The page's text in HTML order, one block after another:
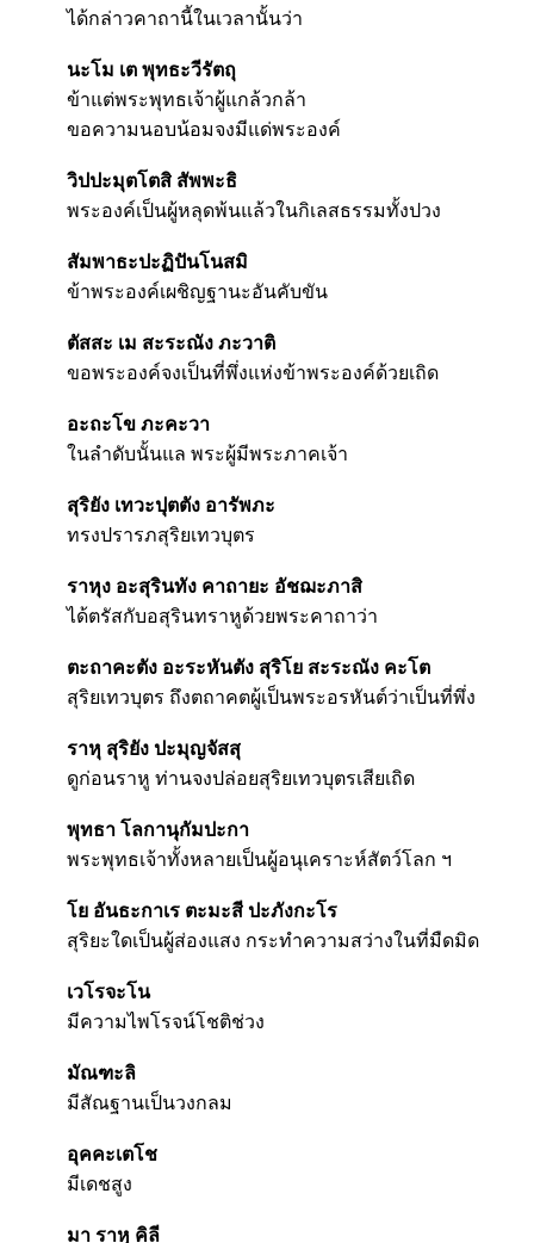
ได้กล่าวคาถานี้ในเวลานั้นว่า
นะโม เต พุทธะวีรัตถุ
ข้าแต่พระพุทธเจ้าผู้แกล้วกล้า
ขอความนอบน้อมจงมีแด่พระองค์
วิปปะมุตโตสิ สัพพะธิ
พระองค์เป็นผู้หลุดพ้นแล้วในกิเลสธรรมทั้งปวง
สัมพาธะปะฏิปันโนสมิ
ข้าพระองค์เผชิญฐานะอันคับขัน
ตัสสะ เม สะระณัง ภะวาติ
ขอพระองค์จงเป็นที่พึ่งแห่งข้าพระองค์ด้วยเถิด
อะถะโข ภะคะวา
ในลำดับนั้นแล พระผู้มีพระภาคเจ้า
สุริยัง เทวะปุตตัง อารัพภะ
ทรงปรารภสุริยเทวบุตร
ราหุง อะสุรินทัง คาถายะ อัชฌะภาสิ
ได้ตรัสกับอสุรินทราหูด้วยพระคาถาว่า
ตะถาคะตัง อะระหันตัง สุริโย สะระณัง คะโต
สุริยเทวบุตร ถึงตถาคตผู้เป็นพระอรหันต์ว่าเป็นที่พึ่ง
ราหุ สุริยัง ปะมุญจัสสุ
ดูก่อนราหู ท่านจงปล่อยสุริยเทวบุตรเสียเถิด
พุทธา โลกานุกัมปะกา
พระพุทธเจ้าทั้งหลายเป็นผู้อนุเคราะห์สัตว์โลก ฯ
โย อันธะกาเร ตะมะสี ปะภังกะโร
สุริยะใดเป็นผู้ส่องแสง กระทำความสว่างในที่มืดมิด
เวโรจะโน
มีความไพโรจน์โชติช่วง
มัณฑะลิ
มีสัณฐานเป็นวงกลม
อุคคะเตโช
มีเดชสูง
มา ราหุ คิลี